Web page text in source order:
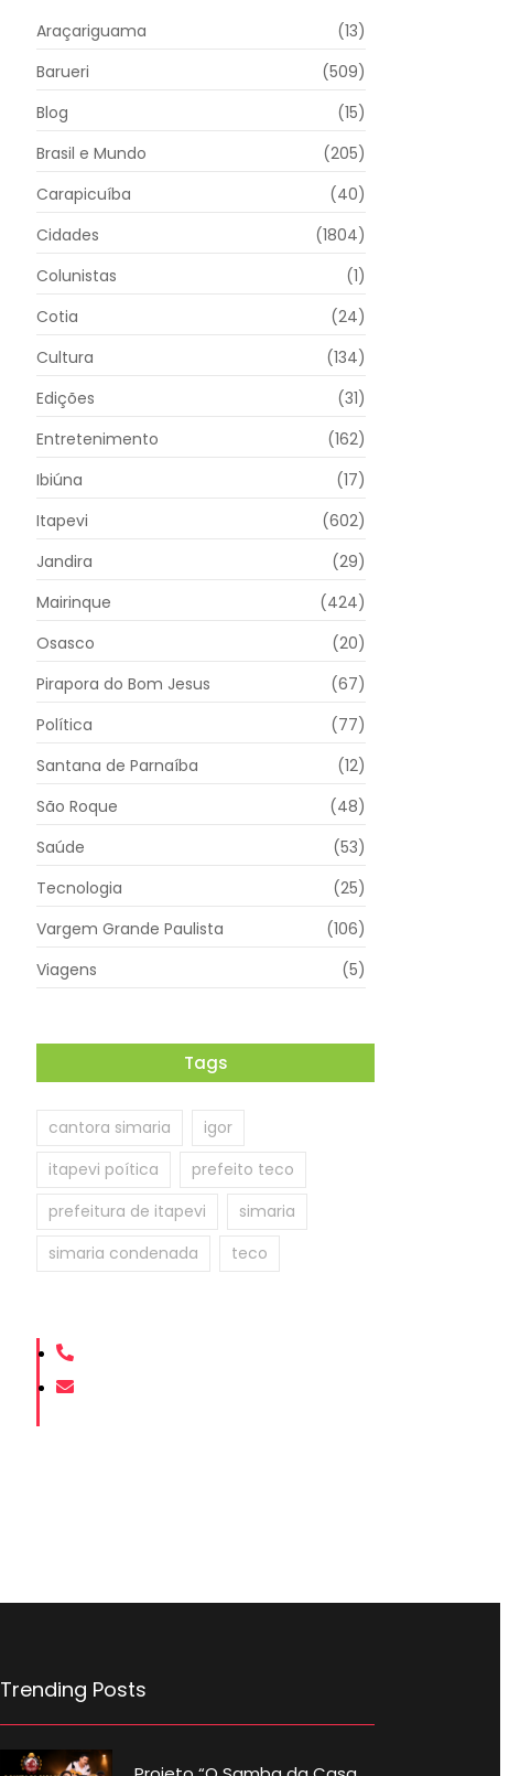
Araçariguama
(13)
Barueri
(509)
Blog
(15)
Brasil e Mundo
(205)
Carapicuíba
(40)
Cidades
(1804)
Colunistas
(1)
Cotia
(24)
Cultura
(134)
Edições
(31)
Entretenimento
(162)
Ibiúna
(17)
Itapevi
(602)
Jandira
(29)
Mairinque
(424)
Osasco
(20)
Pirapora do Bom Jesus
(67)
Política
(77)
Santana de Parnaíba
(12)
São Roque
(48)
Saúde
(53)
Tecnologia
(25)
Vargem Grande Paulista
(106)
Viagens
(5)
Tags
cantora simaria
igor
itapevi poítica
prefeito teco
prefeitura de itapevi
simaria
simaria condenada
teco
Trending Posts